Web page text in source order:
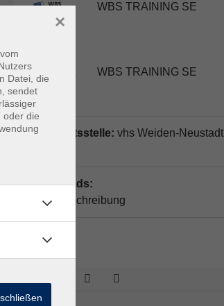
WBS TRAINING SE
WBS TRAINING SE
Geschäftsstelle: vhs Weiden-Neustadt
Downloads:
Kursausschreibung
Datei, die
sendet
oder die
×